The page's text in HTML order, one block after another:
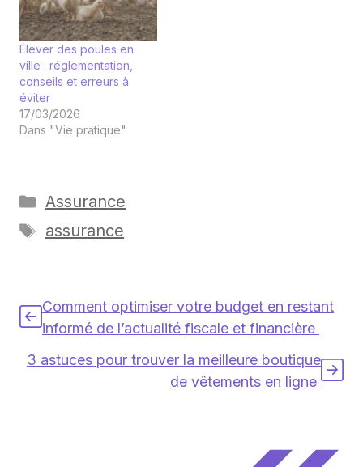
Élever des poules en
ville : réglementation,
conseils et erreurs à
éviter
17/03/2026
Dans "Vie pratique"
Catégories
Assurance
Étiquettes
assurance
Comment optimiser votre budget en restant
informé de l’actualité fiscale et financière
3 astuces pour trouver la meilleure boutique
de vêtements en ligne